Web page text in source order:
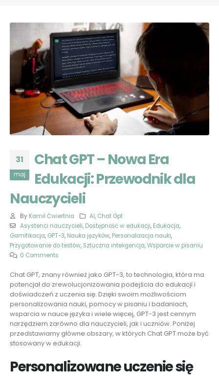
31
maj
Chat GPT – Nowa Era
Edukacji: Przewodnik dla
Nauczycieli
By Kamil Ćwiertnia AI, Chat Gpt
Asystenci nauczycieli, Dostępność w edukacji, Edukacja,
Gamifikacja, GPT-3, Nauka języków, Personalizacja nauki,
Przygotowanie do testów, Sztuczna inteligencja,Wsparcie w pisaniu
0 Comments
Chat GPT, znany również jako GPT-3, to technologia, która ma
potencjał do zrewolucjonizowania podejścia do edukacji i
doświadczeń z uczenia się. Dzięki swoim możliwościom
personalizowania nauki, pomocy w pisaniu i badaniach,
wsparcia w nauce języka i wiele więcej, GPT-3 jest cennym
narzędziem zarówno dla nauczycieli, jak i uczniów. Poniżej
przedstawiamy główne obszary, w których Chat GPT może być
stosowany w edukacji.
Personalizowane uczenie się